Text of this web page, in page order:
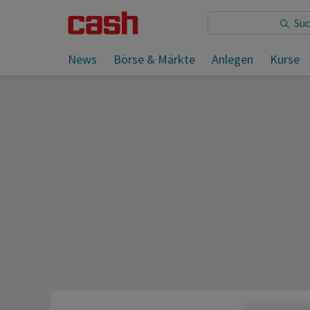
News Börse & Märkte Anlegen Kurse
Sie lesen: